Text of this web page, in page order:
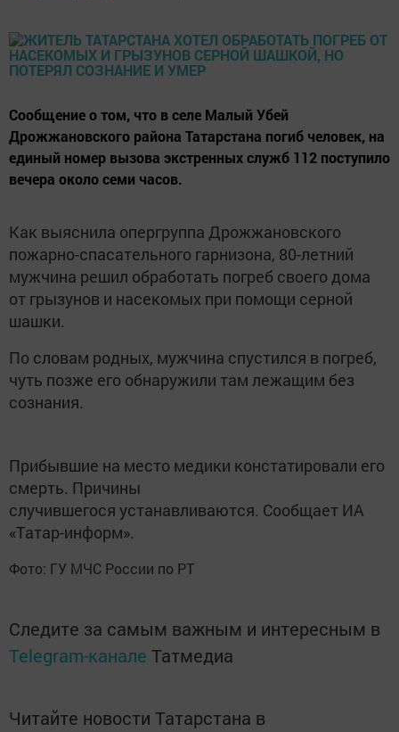
Сообщение о том, что в селе Малый Убей
Дрожжановского района Татарстана погиб человек, на
единый номер вызова экстренных служб 112 поступило
вечера около семи часов.
Как выяснила опергруппа Дрожжановского
пожарно-спасательного гарнизона, 80-летний
мужчина решил обработать погреб своего дома
от грызунов и насекомых при помощи серной
шашки.
По словам родных, мужчина спустился в погреб,
чуть позже его обнаружили там лежащим без
сознания.
Прибывшие на место медики констатировали его
смерть. Причины
случившегося устанавливаются. Сообщает ИА
«Татар-информ».
Фото: ГУ МЧС России по РТ
Следите за самым важным и интересным в
Telegram-канале Татмедиа
Читайте новости Татарстана в